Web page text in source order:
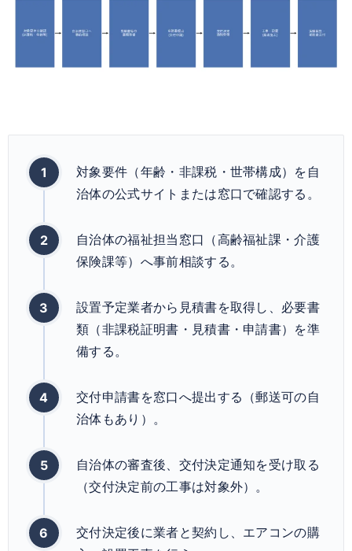
対象要件（年齢・非課税・世帯構成）を自
治体の公式サイトまたは窓口で確認する。
自治体の福祉担当窓口（高齢福祉課・介護
保険課等）へ事前相談する。
設置予定業者から見積書を取得し、必要書
類（非課税証明書・見積書・申請書）を準
備する。
交付申請書を窓口へ提出する（郵送可の自
治体もあり）。
自治体の審査後、交付決定通知を受け取る
（交付決定前の工事は対象外）。
交付決定後に業者と契約し、エアコンの購